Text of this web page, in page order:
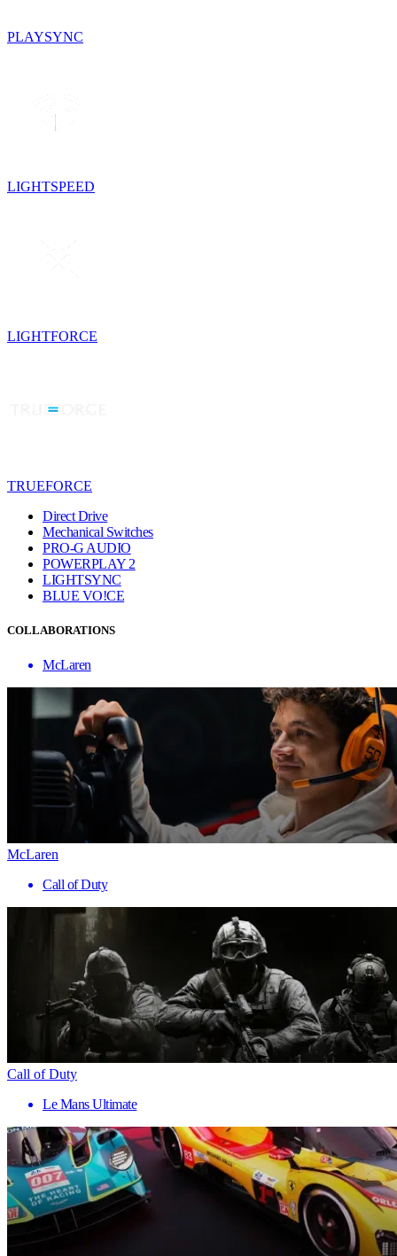
PLAYSYNC
LIGHTSPEED
LIGHTFORCE
TRUEFORCE
Direct Drive
Mechanical Switches
PRO-G AUDIO
POWERPLAY 2
LIGHTSYNC
BLUE VO!CE
COLLABORATIONS
McLaren
McLaren
Call of Duty
Call of Duty
Le Mans Ultimate